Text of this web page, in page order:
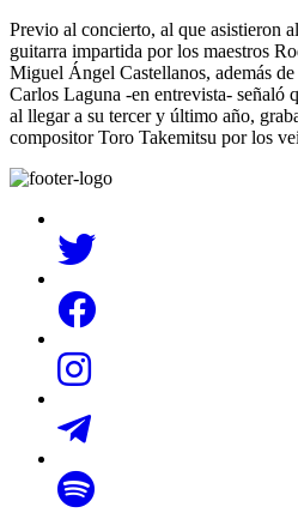
Previo al concierto, al que asistieron
guitarra impartida por los maestros
Miguel Ángel Castellanos, además
Carlos Laguna -en entrevista- señaló
al llegar a su tercer y último año,
compositor Toro Takemitsu por los